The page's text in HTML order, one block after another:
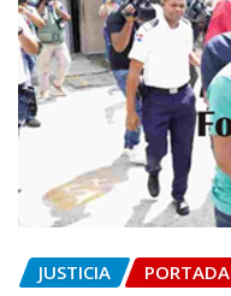
JUSTICIA PORTADA